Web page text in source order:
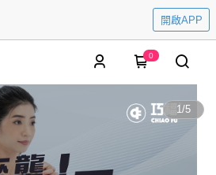
開啟APP
0
1/5